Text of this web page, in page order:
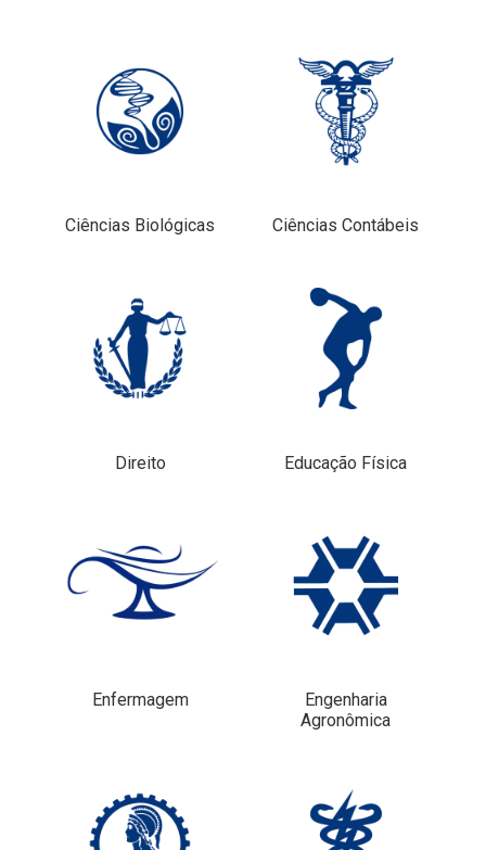
Ciências Biológicas Ciências Contábeis
Direito Educação Física
Enfermagem
Engenharia
Agronômica